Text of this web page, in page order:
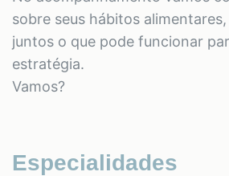
sobre seus hábitos
juntos o que pode funcionar
estratégia.
Vamos?
Especialidades